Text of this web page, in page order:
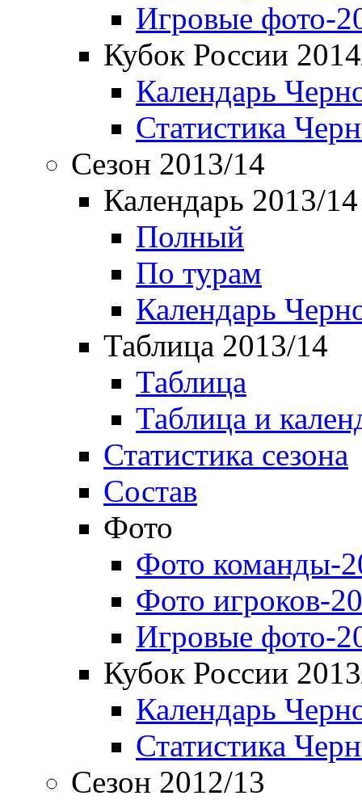
Игровые фото-
Кубок России
Календарь
Статистика
Сезон 2013/14
Календарь 2013/14
Полный
По турам
Календарь
Таблица 2013/14
Таблица
Таблица и
Статистика сезона
Состав
Фото
Фото команды-
Фото игроков-
Игровые фото-
Кубок России
Календарь
Статистика
Сезон 2012/13